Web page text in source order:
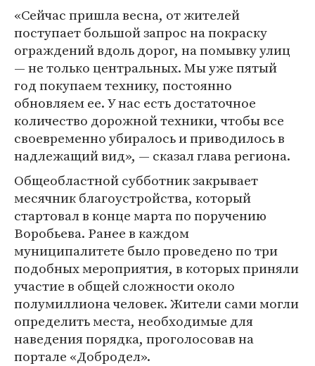
«Сейчас пришла весна, от жителей
поступает большой запрос на покраску
ограждений вдоль дорог, на помывку улиц
— не только центральных. Мы уже пятый
год покупаем технику, постоянно
обновляем ее. У нас есть достаточное
количество дорожной техники, чтобы все
своевременно убиралось и приводилось в
надлежащий вид», — сказал глава региона.
Общеобластной субботник закрывает
месячник благоустройства, который
стартовал в конце марта по поручению
Воробьева. Ранее в каждом
муниципалитете было проведено по три
подобных мероприятия, в которых приняли
участие в общей сложности около
полумиллиона человек. Жители сами могли
определить места, необходимые для
наведения порядка, проголосовав на
портале «Добродел».